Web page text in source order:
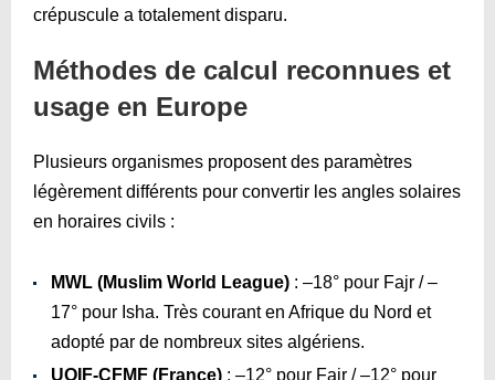
crépuscule a totalement disparu.
Méthodes de calcul reconnues et
usage en Europe
Plusieurs organismes proposent des paramètres
légèrement différents pour convertir les angles solaires
en horaires civils :
MWL (Muslim World League) : –18° pour Fajr / –
17° pour Isha. Très courant en Afrique du Nord et
adopté par de nombreux sites algériens.
UOIF-CFMF (France) : –12° pour Fajr / –12° pour